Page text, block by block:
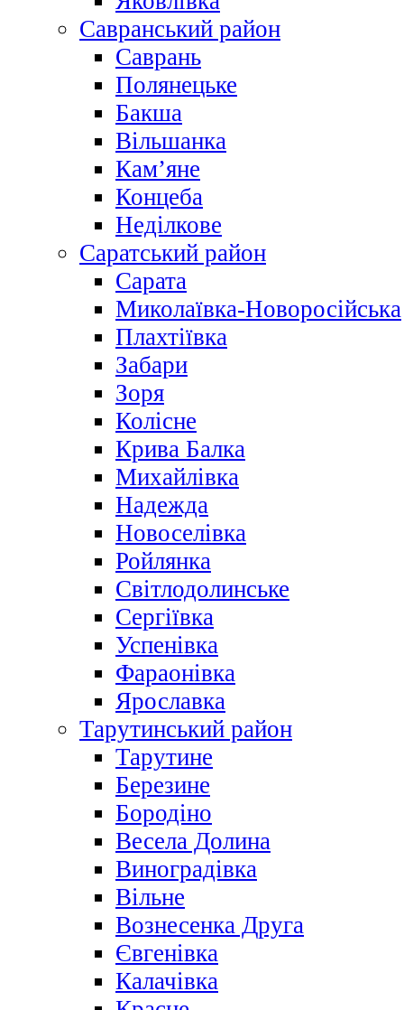
Савранський район
Саврань
Полянецьке
Бакша
Вільшанка
Кам’яне
Концеба
Неділкове
Саратський район
Сарата
Миколаївка-Новоросійська
Плахтіївка
Забари
Зоря
Колісне
Крива Балка
Михайлівка
Надежда
Новоселівка
Ройлянка
Світлодолинське
Сергіївка
Успенівка
Фараонівка
Ярославка
Тарутинський район
Тарутине
Березине
Бородіно
Весела Долина
Виноградівка
Вільне
Вознесенка Друга
Євгенівка
Калачівка